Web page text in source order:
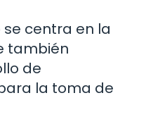
se centra en la
también
de
la toma de